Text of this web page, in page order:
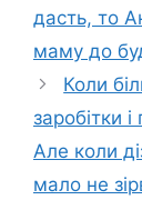
дасть, то
маму до
Коли
заробітки
Але коли
мало не